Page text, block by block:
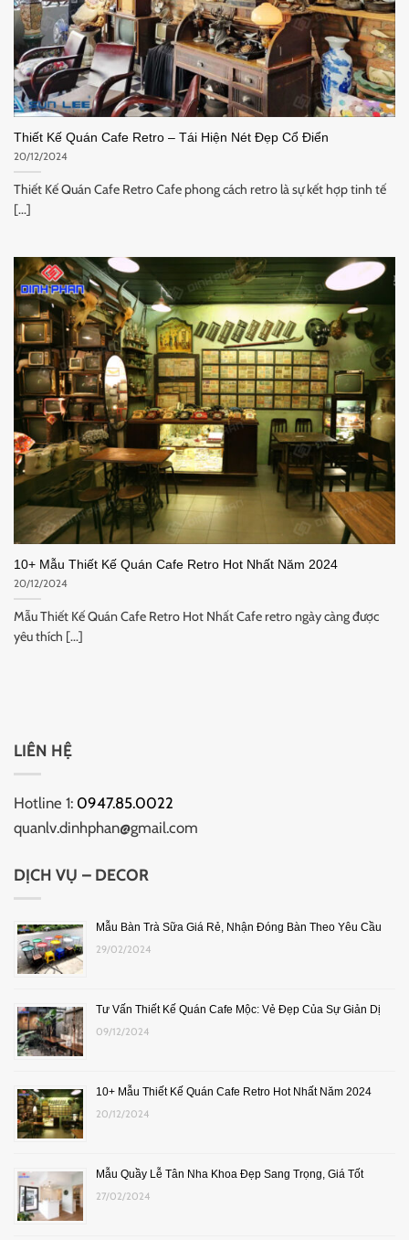
Thiết Kế Quán Cafe Retro – Tái Hiện Nét Đẹp Cổ Điển
20/12/2024
Thiết Kế Quán Cafe Retro Cafe phong cách retro là sự kết hợp tinh tế
[...]
10+ Mẫu Thiết Kế Quán Cafe Retro Hot Nhất Năm 2024
20/12/2024
Mẫu Thiết Kế Quán Cafe Retro Hot Nhất Cafe retro ngày càng được
yêu thích [...]
LIÊN HỆ
Hotline 1: 0947.85.0022
quanlv.dinhphan@gmail.com
DỊCH VỤ – DECOR
Mẫu Bàn Trà Sữa Giá Rẻ, Nhận Đóng Bàn Theo Yêu Cầu
29/02/2024
Tư Vấn Thiết Kế Quán Cafe Mộc: Vẻ Đẹp Của Sự Giản Dị
09/12/2024
10+ Mẫu Thiết Kế Quán Cafe Retro Hot Nhất Năm 2024
20/12/2024
Mẫu Quầy Lễ Tân Nha Khoa Đẹp Sang Trọng, Giá Tốt
27/02/2024